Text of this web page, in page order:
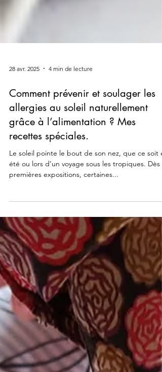
28 avr. 2025 4 min de lecture
Comment prévenir et soulager les
allergies au soleil naturellement
grâce à l’alimentation ? Mes
Le soleil pointe le bout de son nez, que ce soit
premières expositions, certaines...